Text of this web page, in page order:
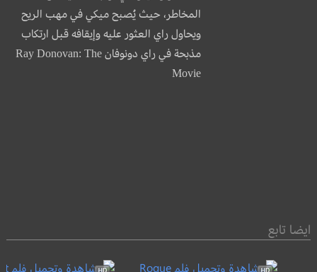
المخاطر، حيث يُصبح ميكي في مهب الريح
ويحاول راي العثور عليه وإيقافه قبل ارتكاب
مذبحة في راي دونوفان Ray Donovan: The
Movie
ايضا تابع